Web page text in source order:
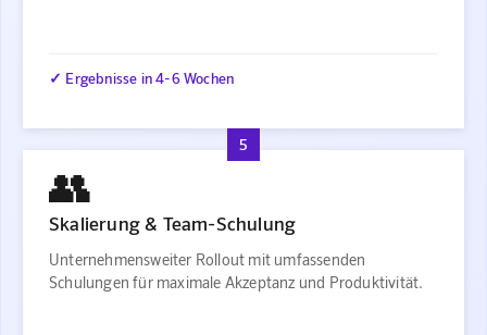
✓ Ergebnisse in 4-6 Wochen
5
👥
Skalierung & Team-Schulung
Unternehmensweiter Rollout mit umfassenden
Schulungen für maximale Akzeptanz und Produktivität.